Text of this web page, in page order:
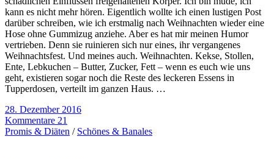
kann es nicht mehr hören. Eigentlich wollte ich einen lustigen Post
darüber schreiben, wie ich erstmalig nach Weihnachten wieder eine
Hose ohne Gummizug anziehe. Aber es hat mir meinen Humor
vertrieben. Denn sie ruinieren sich nur eines, ihr vergangenes
Weihnachtsfest. Und meines auch. Weihnachten. Kekse, Stollen,
Ente, Lebkuchen – Butter, Zucker, Fett – wenn es euch wie uns
geht, existieren sogar noch die Reste des leckeren Essens in
Tupperdosen, verteilt im ganzen Haus. …
28. Dezember 2016
Kommentare 21
Promis & Diäten / Schönes & Banales